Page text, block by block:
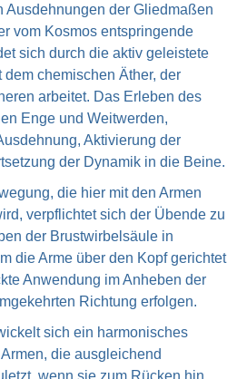
Ausdehnungen der Gliedmaßen
vom Kosmos entspringende
sich durch die aktiv geleistete
chemischen Äther, der
arbeitet. Das Erleben des
Enge und Weitwerden,
Aktivierung der
der Dynamik in die Beine.
die hier mit den Armen
verpflichtet sich der Übende zu
der Brustwirbelsäule in
die Arme über den Kopf gerichtet
Anwendung im Anheben der
Richtung erfolgen.
sich ein harmonisches
die ausgleichend
wenn sie zum Rücken hin